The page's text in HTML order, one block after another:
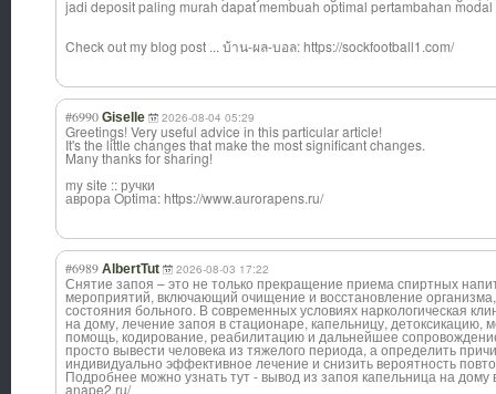
jadi deposit paling murah dapat membuah optimal pertambahan
Check out my blog post ... บ้าน-ผล-บอล: https://sockfootball1.com/
#6990 Giselle 2026-08-04 05:29
Greetings! Very useful advice in this particular article!
It's the little changes that make the most significant changes.
Many thanks for sharing!
my site :: ручки
аврора Optima: https://www.aurorapens.ru/
#6989 AlbertTut 2026-08-03 17:22
Снятие запоя – это не только прекращение приема спиртных
мероприятий, включающий очищение и восстановление
состояния больного. В современных условиях наркологическая
на дому, лечение запоя в стационаре, капельницу, детоксикацию,
помощь, кодирование, реабилитацию и дальнейшее
просто вывести человека из тяжелого периода, а определить
индивидуально эффективное лечение и снизить вероятность
Подробнее можно узнать тут - вывод из запоя капельница на
anape2.ru/